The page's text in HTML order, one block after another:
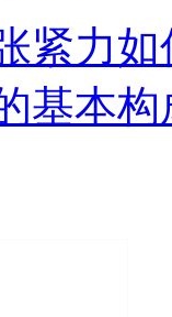
紧力
基本